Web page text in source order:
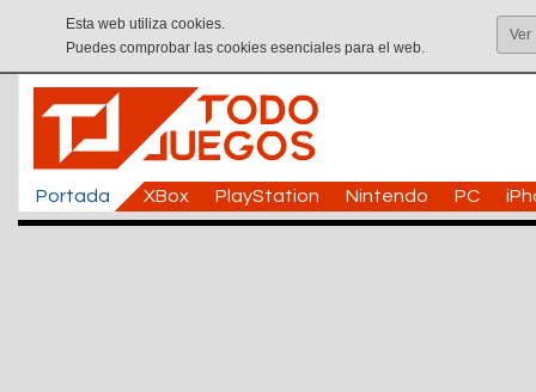
Esta web utiliza cookies.
Puedes comprobar las cookies esenciales para el web.
Ver
Portada XBox PlayStation Nintendo PC